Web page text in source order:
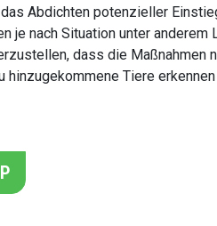
Abdichten potenzieller
je nach Situation unter anderem
dass die Maßnahmen
Tiere erkennen